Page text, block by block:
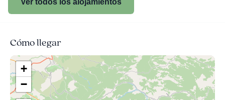
Ver todos los alojamientos
Cómo llegar
+
−